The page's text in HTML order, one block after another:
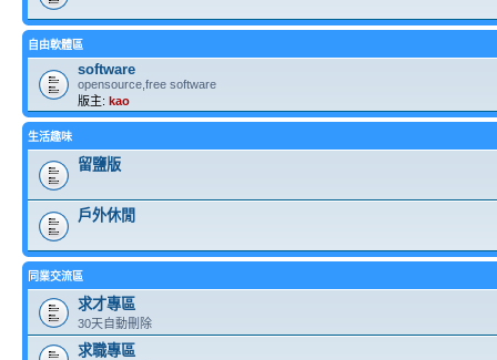
自由軟體區
software
opensource,free software
版主: kao
生活趣味
留鹽版
戶外休閒
同業交流區
求才專區
30天自動刪除
求職專區